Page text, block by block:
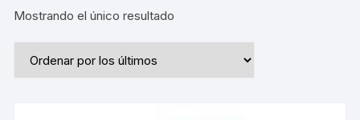
Mostrando el único resultado